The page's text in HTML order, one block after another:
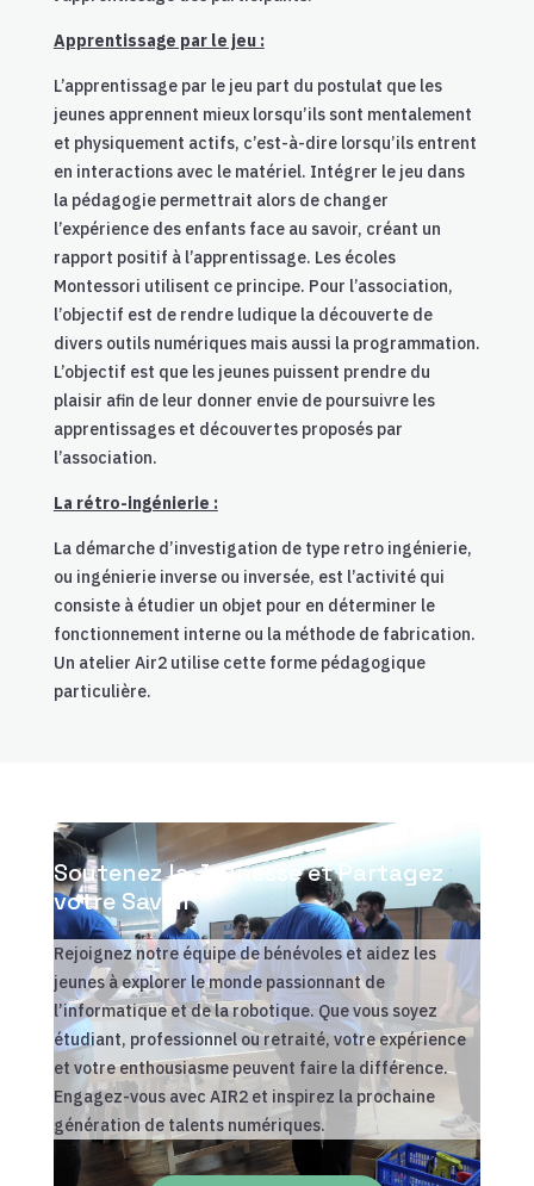
Apprentissage par le jeu :
L’apprentissage par le jeu part du postulat que les
jeunes apprennent mieux lorsqu’ils sont mentalement
et physiquement actifs, c’est-à-dire lorsqu’ils entrent
en interactions avec le matériel. Intégrer le jeu dans
la pédagogie permettrait alors de changer
l’expérience des enfants face au savoir, créant un
rapport positif à l’apprentissage. Les écoles
Montessori utilisent ce principe. Pour l’association,
l’objectif est de rendre ludique la découverte de
divers outils numériques mais aussi la programmation.
L’objectif est que les jeunes puissent prendre du
plaisir afin de leur donner envie de poursuivre les
apprentissages et découvertes proposés par
l’association.
La rétro-ingénierie :
La démarche d’investigation de type retro ingénierie,
ou ingénierie inverse ou inversée, est l’activité qui
consiste à étudier un objet pour en déterminer le
fonctionnement interne ou la méthode de fabrication.
Un atelier Air2 utilise cette forme pédagogique
particulière.
Soutenez la Jeunesse et Partagez
votre Savoir
Rejoignez notre équipe de bénévoles et aidez les
jeunes à explorer le monde passionnant de
l’informatique et de la robotique. Que vous soyez
étudiant, professionnel ou retraité, votre expérience
et votre enthousiasme peuvent faire la différence.
Engagez-vous avec AIR2 et inspirez la prochaine
génération de talents numériques.